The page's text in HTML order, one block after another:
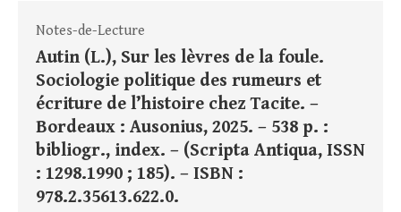
Notes-de-Lecture
Autin (L.), Sur les lèvres de la foule.
Sociologie politique des rumeurs et
écriture de l’histoire chez Tacite. –
Bordeaux : Ausonius, 2025. – 538 p. :
bibliogr., index. – (Scripta Antiqua, ISSN
: 1298.1990 ; 185). – ISBN :
978.2.35613.622.0.